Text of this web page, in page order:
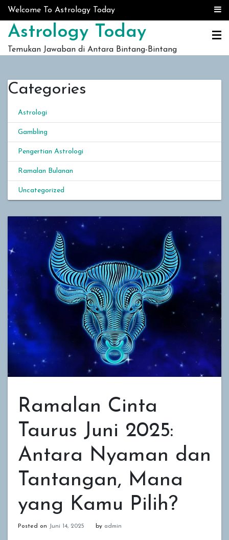
Skip to content
Welcome To Astrology Today
Astrology Today
Temukan Jawaban di Antara Bintang-Bintang
Categories
Astrologi
Gambling
Pengertian Astrologi
Ramalan Bulanan
Uncategorized
Ramalan Cinta
Taurus Juni 2025:
Antara Nyaman dan
Tantangan, Mana
yang Kamu Pilih?
Posted on Juni 14, 2025 by admin